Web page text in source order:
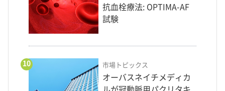
抗血栓療法: OPTIMA-AF
試験
10 市場トピックス
オーバスネイチメディカ